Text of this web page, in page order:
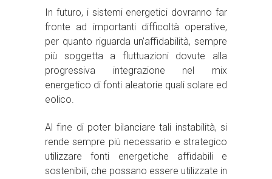
In futuro, i sistemi energetici dovranno far
fronte ad importanti difficoltà operative,
per quanto riguarda un’affidabilità, sempre
più soggetta a fluttuazioni dovute alla
progressiva integrazione nel mix
energetico di fonti aleatorie quali solare ed
eolico.
Al fine di poter bilanciare tali instabilità, si
rende sempre più necessario e strategico
utilizzare fonti energetiche affidabili e
sostenibili, che possano essere utilizzate in